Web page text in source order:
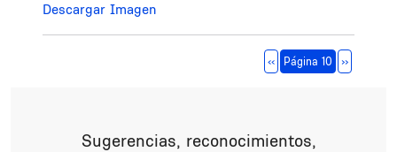
Descargar Imagen
Página anterior
‹‹ Página 10 Siguiente
››
Sugerencias, reconocimientos,